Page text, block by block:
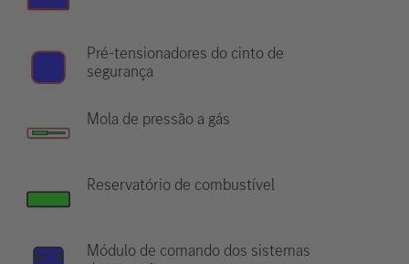
Pré-tensionadores do cinto de
segurança
Mola de pressão a gás
Reservatório de combustível
Módulo de comando dos sistemas